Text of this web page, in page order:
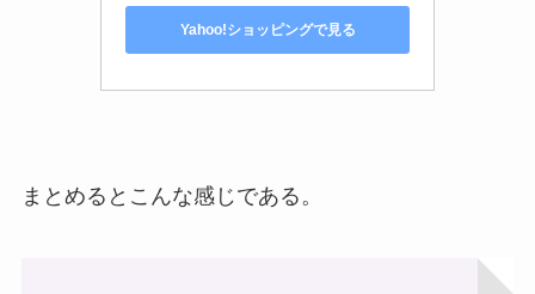
Yahoo!ショッピングで見る
まとめるとこんな感じである。